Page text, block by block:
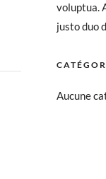
voluptua.
justo duo
Aucune